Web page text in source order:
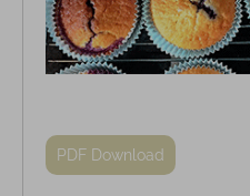
PDF Download